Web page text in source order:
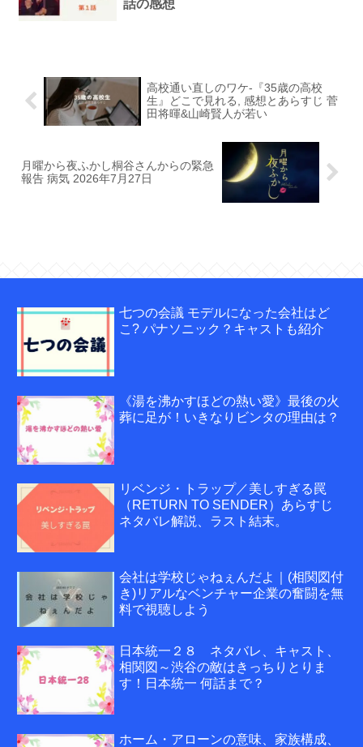
話の感想
高校通い直しのワケ-『35歳の高校
生』どこで見れる, 感想とあらすじ 菅
田将暉&山崎賢人が若い
月曜から夜ふかし桐谷さんからの緊急
報告 病気 2026年7月27日
七つの会議 モデルになった会社はど
こ? パナソニック？キャストも紹介
《湯を沸かすほどの熱い愛》最後の火
葬に足が！いきなりビンタの理由は？
リベンジ・トラップ／美しすぎる罠
（RETURN TO SENDER）あらすじ
ネタバレ解説、ラスト結末。
会社は学校じゃねぇんだよ｜(相関図付
き)リアルなベンチャー企業の奮闘を無
料で視聴しよう
日本統一２８ ネタバレ、キャスト、
相関図～渋谷の敵はきっちりとりま
す！日本統一 何話まで？
ホーム・アローンの意味、家族構成、